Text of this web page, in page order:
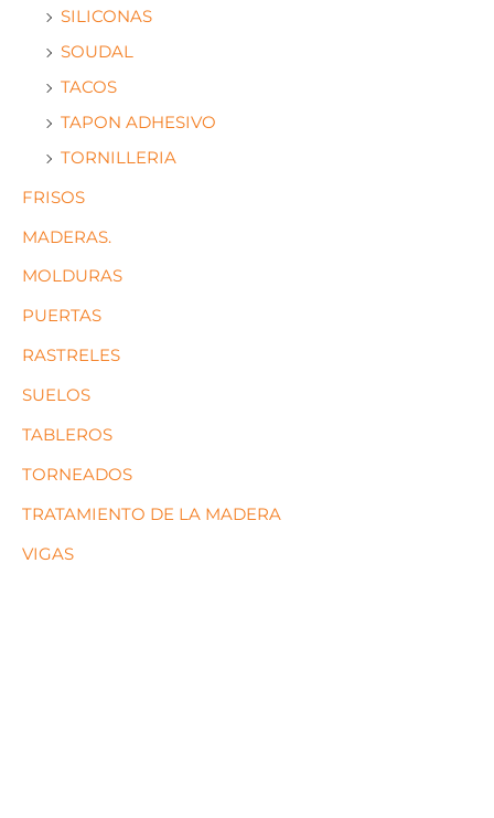
SILICONAS
SOUDAL
TACOS
TAPON ADHESIVO
TORNILLERIA
FRISOS
MADERAS.
MOLDURAS
PUERTAS
RASTRELES
SUELOS
TABLEROS
TORNEADOS
TRATAMIENTO DE LA MADERA
VIGAS